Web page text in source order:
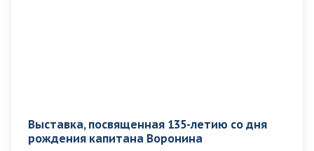
Выставка, посвященная 135-летию со дня
рождения капитана Воронина